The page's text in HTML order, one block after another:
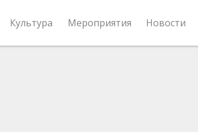
Культура Мероприятия Новости